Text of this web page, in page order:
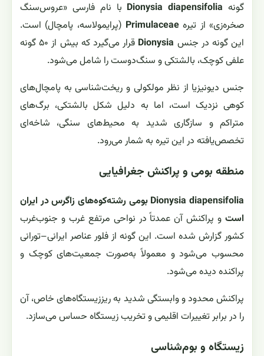
گونه Dionysia diapensifolia با نام فارسی «عروس‌سنگ
صخره‌زی» از تیرهPrimulaceae (پرایمولاسه، پامچال) است.
این گونه در جنس Dionysia
قرار می‌گیرد که بیش از ۵۰ گونه
علفی کوچک، بالشتکی و سنگ‌دوست را شامل می‌شود.
جنس دیونیزیا از نظر مولکولی و ریخت‌شناسی به پامچال‌های
کوهی نزدیک است، اما به دلیل شکل بالشتکی، برگ‌های
متراکم و سازگاری شدید به محیط‌های سنگی، شاخه‌ای
تخصص‌یافته در این تیره به شمار می‌رود.
منطقه بومی و پراکنش جغرافیایی
Dionysia diapensifolia بومی رشته‌کوه‌های زاگرس در ایران
استو پراکنش آن عمدتاً در نواحی مرتفع غرب و جنوب‌غرب
کشور گزارش شده است. این گونه از فلور عناصر ایرانی–تورانی
محسوب می‌شود و معمولاً به‌صورت جمعیت‌های کوچک و
پراکنده دیده می‌شود.
پراکنش محدود و وابستگی شدید به ریززیستگاه‌های خاص، آن
را در برابر تغییرات اقلیمی و تخریب زیستگاه حساس می‌سازد.
زیستگاه و بوم‌شناسی